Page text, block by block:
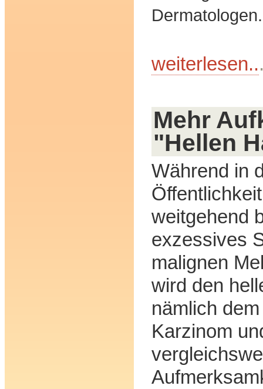
Dermatologen.
weiterlesen..
Mehr
"Hellen
Während in
weitgehend
exzessives
malignen
wird den
nämlich
Karzinom